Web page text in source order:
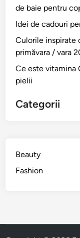
de baie pentru
Idei de cadouri
Culorile inspirate
primăvara / vara
Ce este vitamina
pielii
Categorii
Beauty
Fashion